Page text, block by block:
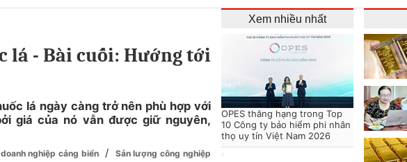
lá - Bài cuối: Hướng tới
lá ngày càng trở nên phù hợp với
giá của nó vẫn được giữ nguyên,
nghiệp cảng biển /
Sản lượng công nghiệp
Xem nhiều nhất
OPES thăng hạng trong Top
10 Công ty bảo hiểm phi nhân
thọ uy tín Việt Nam 2026